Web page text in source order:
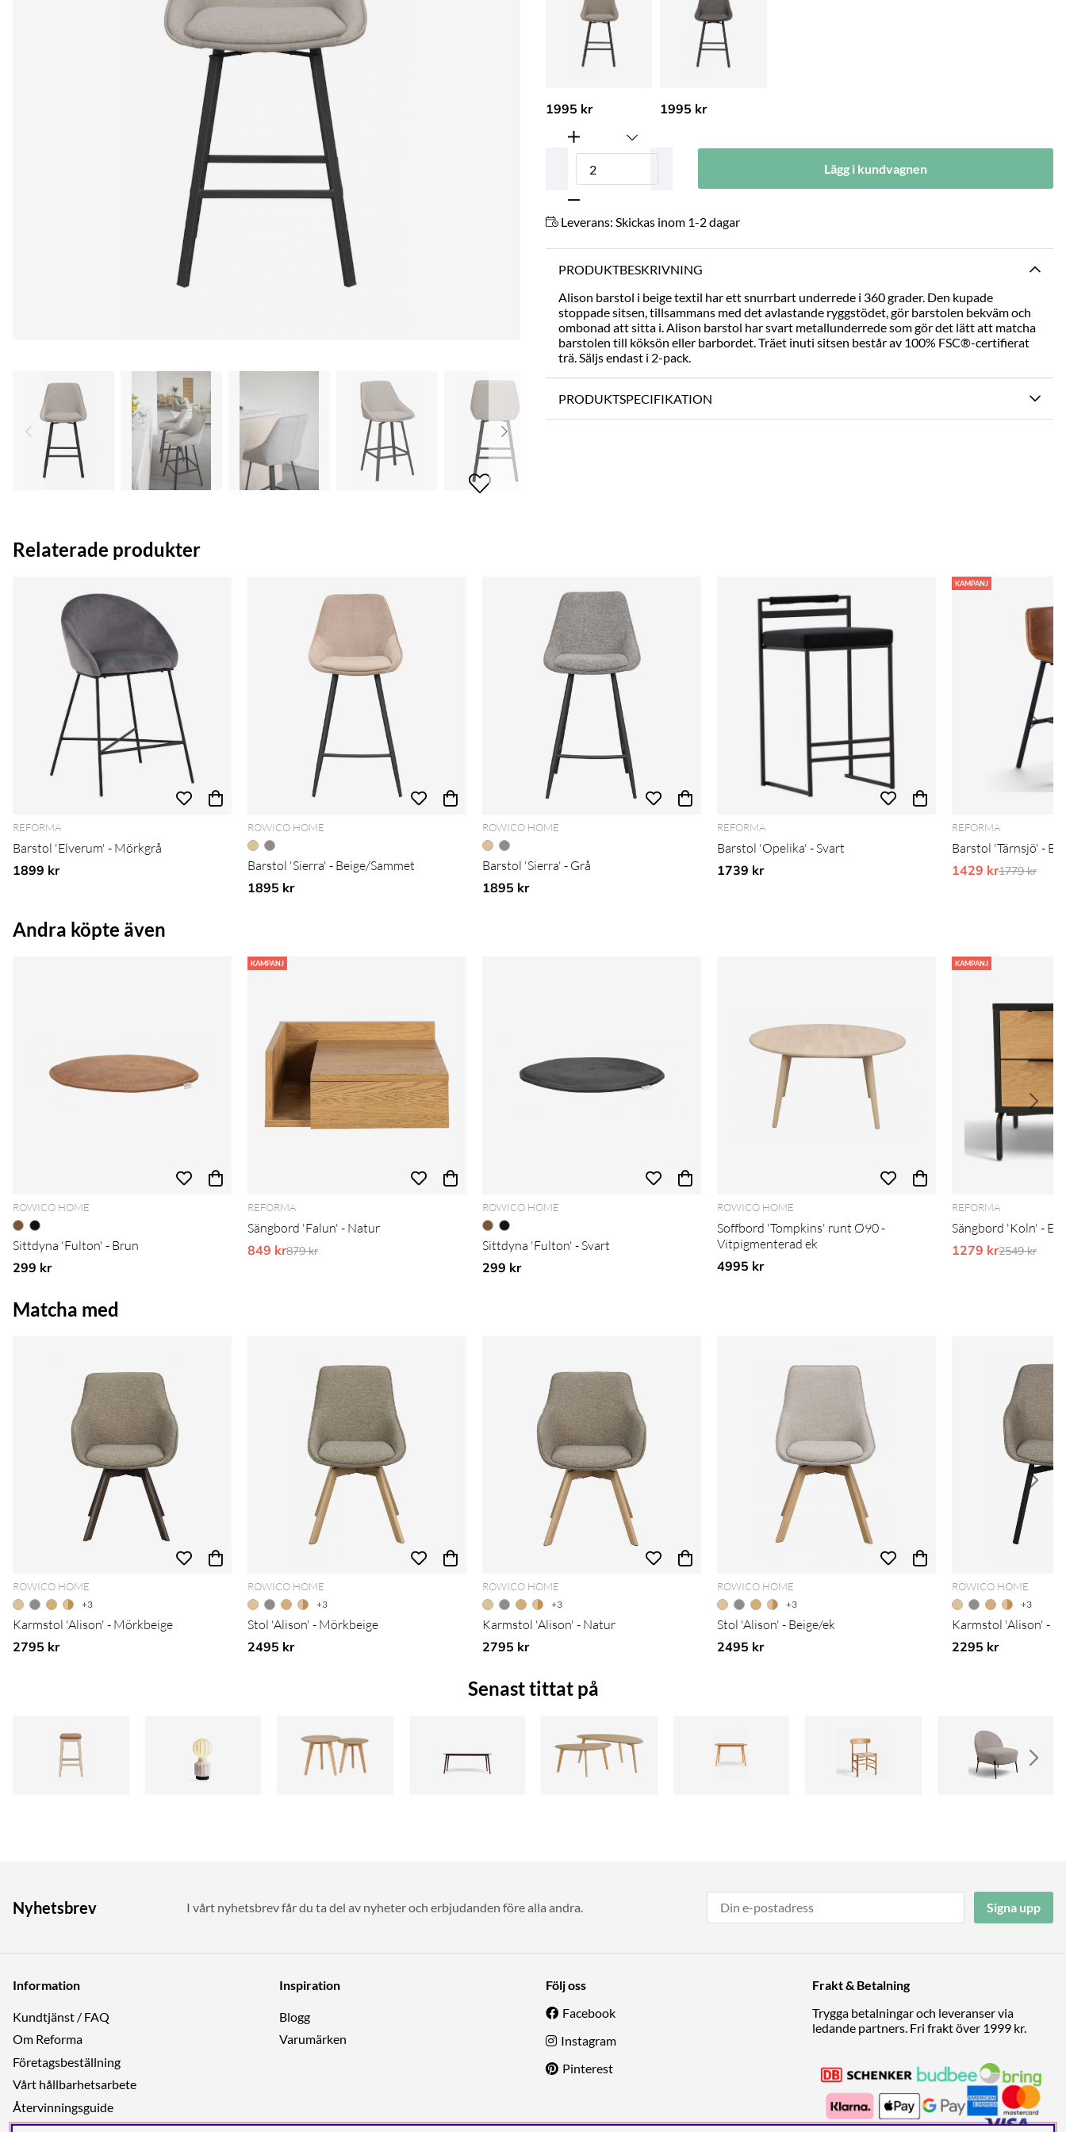
1995 kr 1995 kr
Lägg i kundvagnen
Leverans: Skickas inom 1-2 dagar
PRODUKTBESKRIVNING
Alison barstol i beige textil har ett snurrbart underrede i 360 grader. Den kupade
stoppade sitsen, tillsammans med det avlastande ryggstödet, gör barstolen bekväm och
ombonad att sitta i. Alison barstol har svart metallunderrede som gör det lätt att matcha
barstolen till köksön eller barbordet. Träet inuti sitsen består av 100% FSC®-certifierat
trä. Säljs endast i 2-pack.
PRODUKTSPECIFIKATION
Relaterade produkter
REFORMA
Barstol 'Elverum' - Mörkgrå
1899 kr
ROWICO HOME
Barstol 'Sierra' - Beige/Sammet
1895 kr
ROWICO HOME
Barstol 'Sierra' - Grå
1895 kr
REFORMA
Barstol 'Opelika' - Svart
1739 kr
KAMPANJ
REFORMA
Barstol 'Tärnsjö' -
1429 krOrdinarie
1779 kr
Andra köpte även
ROWICO HOME
Sittdyna 'Fulton' - Brun
299 kr
KAMPANJ
REFORMA
Sängbord 'Falun' - Natur
849 krOrdinarie pris:
879 kr
ROWICO HOME
Sittdyna 'Fulton' - Svart
299 kr
ROWICO HOME
Soffbord 'Tompkins' runt Ø90 -
Vitpigmenterad ek
4995 kr
KAMPANJ
REFORMA
Sängbord 'Koln' -
1279 krOrdinarie
2549 kr
Matcha med
ROWICO HOME
+3
Karmstol 'Alison' - Mörkbeige
2795 kr
ROWICO HOME
+3
Stol 'Alison' - Mörkbeige
2495 kr
ROWICO HOME
+3
Karmstol 'Alison' - Natur
2795 kr
ROWICO HOME
+3
Stol 'Alison' - Beige/ek
2495 kr
ROWICO HOME
+3
Karmstol 'Alison' -
2295 kr
Senast tittat på
Nyhetsbrev I vårt nyhetsbrev får du ta del av nyheter och erbjudanden före alla andra. Signa upp
Information
Kundtjänst / FAQ
Om Reforma
Företagsbeställning
Vårt hållbarhetsarbete
Återvinningsguide
Inspiration
Blogg
Varumärken
Följ oss
Facebook
Instagram
Pinterest
Frakt & Betalning
Trygga betalningar och leveranser via
ledande partners. Fri frakt över 1999 kr.